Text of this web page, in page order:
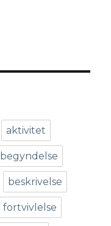
aktivitet
begyndelse
beskrivelse
fortvivlelse